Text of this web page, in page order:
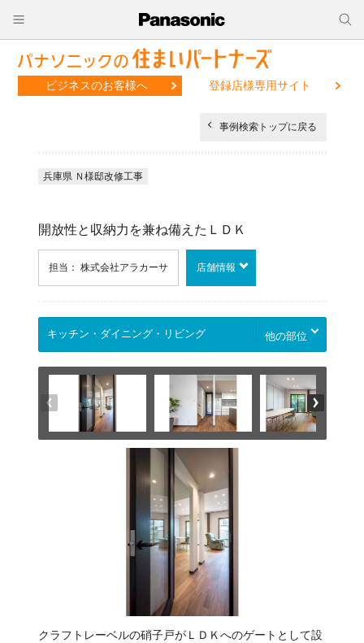
ビジネスのお客様へ 登録店様専用サイト
事例検索トップに戻る
兵庫県 Ｎ様邸改修工事
開放性と収納力を兼ね備えたＬＤＫ
担当： 株式会社アラカーサ 店舗情報
他の部位
クラフトレーベルの硝子戸がＬＤＫへのゲートとして設